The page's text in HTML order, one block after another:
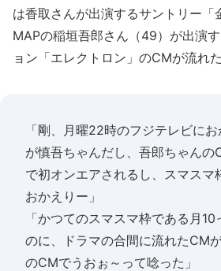
は香取さんが出演するサントリー「
MAPの稲垣吾郎さん（49）が出演
ョン「エレクトロン」のCMが流れた
「剛、月曜22時のフジテレビに
が慎吾ちゃんだし、吾郎ちゃんの
で初オンエアされるし、スマスマ
おかえりー」
「かつてのスマスマ枠である月
のに、ドラマの合間に流れたCM
のCMでうおぉ～って唸った」